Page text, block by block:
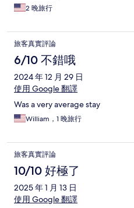
2 晚旅行
旅客真實評論
6/10 不錯哦
2024 年 12 月 29 日
使用 Google 翻譯
Was a very average stay
William，1 晚旅行
旅客真實評論
10/10 好極了
2025 年 1 月 13 日
使用 Google 翻譯